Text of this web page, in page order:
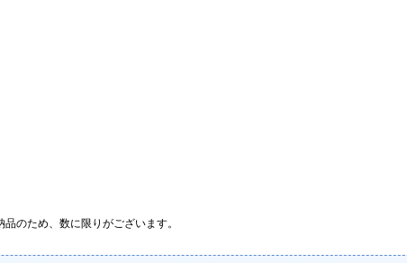
のため、数に限りがございます。